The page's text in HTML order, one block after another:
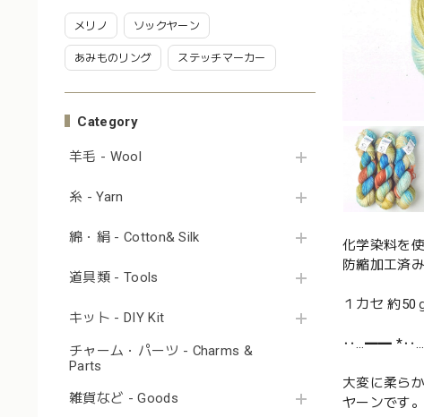
メリノ ソックヤーン
あみものリング ステッチマーカー
Category
羊毛 - Wool
糸 - Yarn
綿・絹 - Cotton& Silk
道具類 - Tools
キット - DIY Kit
チャーム・パーツ - Charms &
Parts
雑貨など - Goods
化学染料を
防縮加工済み
１カセ 約50
‥…━━
大変に柔ら
ヤーンです。